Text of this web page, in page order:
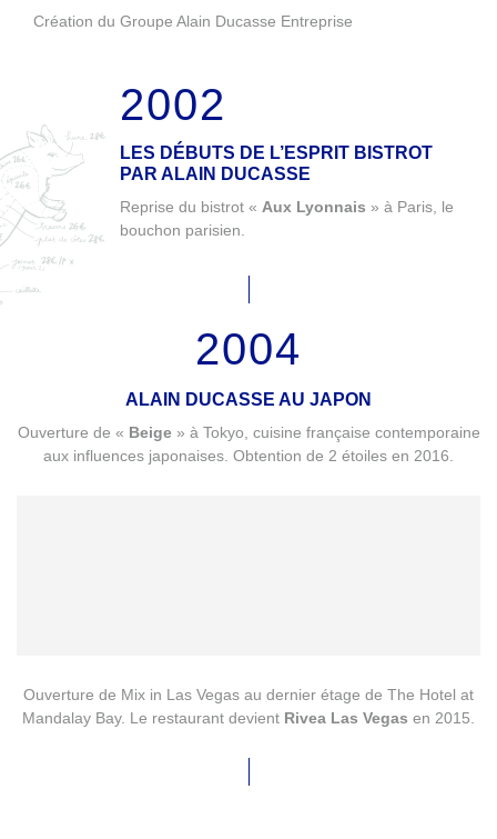
Création du Groupe Alain Ducasse Entreprise
2002
LES DÉBUTS DE L’ESPRIT BISTROT
PAR ALAIN DUCASSE
Reprise du bistrot « Aux Lyonnais » à Paris, le
bouchon parisien.
2004
ALAIN DUCASSE AU JAPON
Ouverture de « Beige» à Tokyo, cuisine française contemporaine
aux influences japonaises. Obtention de 2 étoiles en 2016.
Ouverture de Mix in Las Vegas au dernier étage de The Hotel at
Mandalay Bay. Le restaurant devient Rivea Las Vegas en 2015.